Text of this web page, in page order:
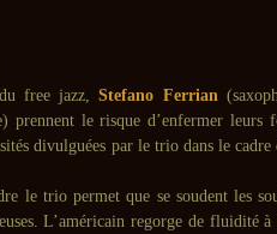
du free jazz,Stefano Ferrian
prennent le risque d’enfermer leurs
divulguées par le trio dans le
le trio permet que se soudent les
L’américain regorge de fluidité